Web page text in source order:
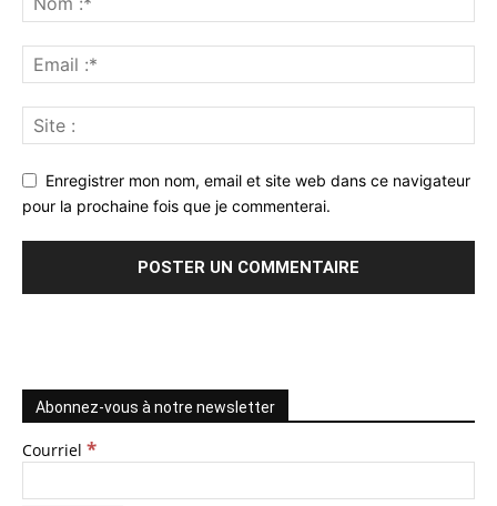
Enregistrer mon nom, email et site web dans ce navigateur
pour la prochaine fois que je commenterai.
Abonnez-vous à notre newsletter
Courriel *